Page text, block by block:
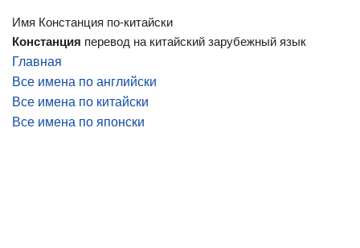
Имя Констанция по-китайски
Констанция перевод на китайский зарубежный язык
Главная
Все имена по английски
Все имена по китайски
Все имена по японски